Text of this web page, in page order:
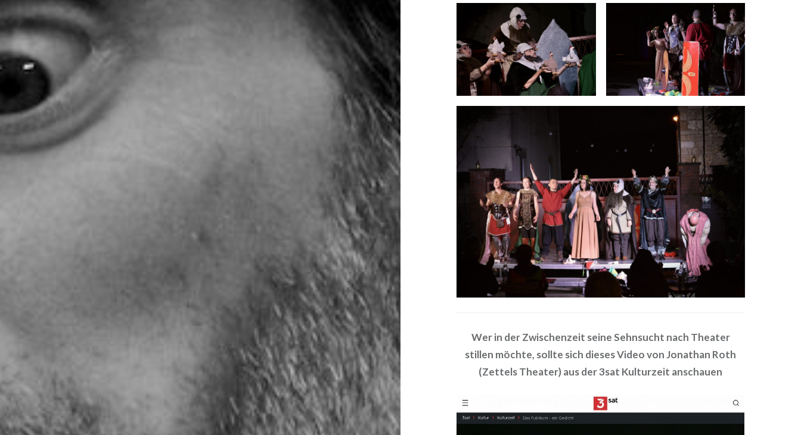
Wer in der Zwischenzeit seine Sehnsucht nach Theater
stillen möchte, sollte sich dieses Video von Jonathan Roth
(Zettels Theater) aus der 3sat Kulturzeit anschauen